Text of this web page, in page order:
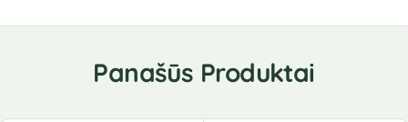
Panašūs Produktai